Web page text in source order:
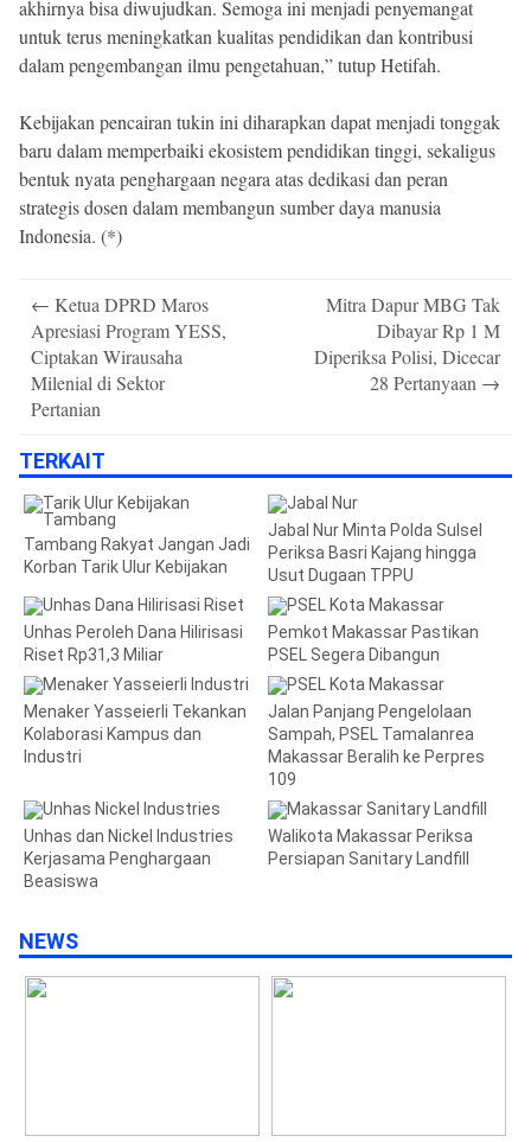
akhirnya bisa diwujudkan. Semoga ini menjadi penyemangat
untuk terus meningkatkan kualitas pendidikan dan kontribusi
dalam pengembangan ilmu pengetahuan,” tutup Hetifah.
Kebijakan pencairan tukin ini diharapkan dapat menjadi tonggak
baru dalam memperbaiki ekosistem pendidikan tinggi, sekaligus
bentuk nyata penghargaan negara atas dedikasi dan peran
strategis dosen dalam membangun sumber daya manusia
Indonesia. (*)
navigation
← Ketua DPRD Maros
Apresiasi Program YESS,
Ciptakan Wirausaha
Milenial di Sektor
Pertanian
Mitra Dapur MBG Tak
Dibayar Rp 1 M
Diperiksa Polisi, Dicecar
28 Pertanyaan →
TERKAIT
Tambang Rakyat Jangan Jadi
Korban Tarik Ulur Kebijakan
Jabal Nur Minta Polda Sulsel
Periksa Basri Kajang hingga
Usut Dugaan TPPU
Unhas Peroleh Dana Hilirisasi
Riset Rp31,3 Miliar
Pemkot Makassar Pastikan
PSEL Segera Dibangun
Menaker Yasseierli Tekankan
Kolaborasi Kampus dan
Industri
Jalan Panjang Pengelolaan
Sampah, PSEL Tamalanrea
Makassar Beralih ke Perpres
109
Unhas dan Nickel Industries
Kerjasama Penghargaan
Beasiswa
Walikota Makassar Periksa
Persiapan Sanitary Landfill
NEWS